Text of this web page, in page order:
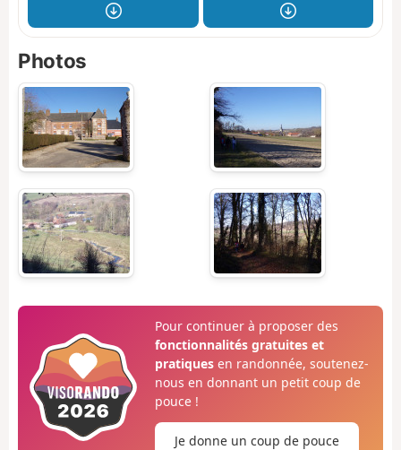
Photos
Pour continuer à proposer des
fonctionnalités gratuites et
pratiquesen randonnée, soutenez-
nous en donnant un petit coup de
pouce !
Je donne un coup de pouce